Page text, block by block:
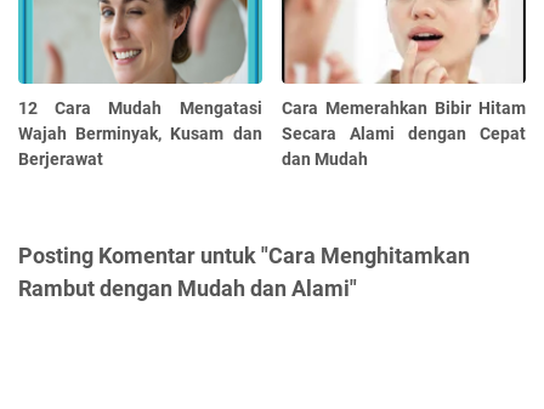
12 Cara Mudah Mengatasi
Wajah Berminyak, Kusam dan
Berjerawat
Cara Memerahkan Bibir Hitam
Secara Alami dengan Cepat
dan Mudah
Posting Komentar untuk "Cara Menghitamkan
Rambut dengan Mudah dan Alami"